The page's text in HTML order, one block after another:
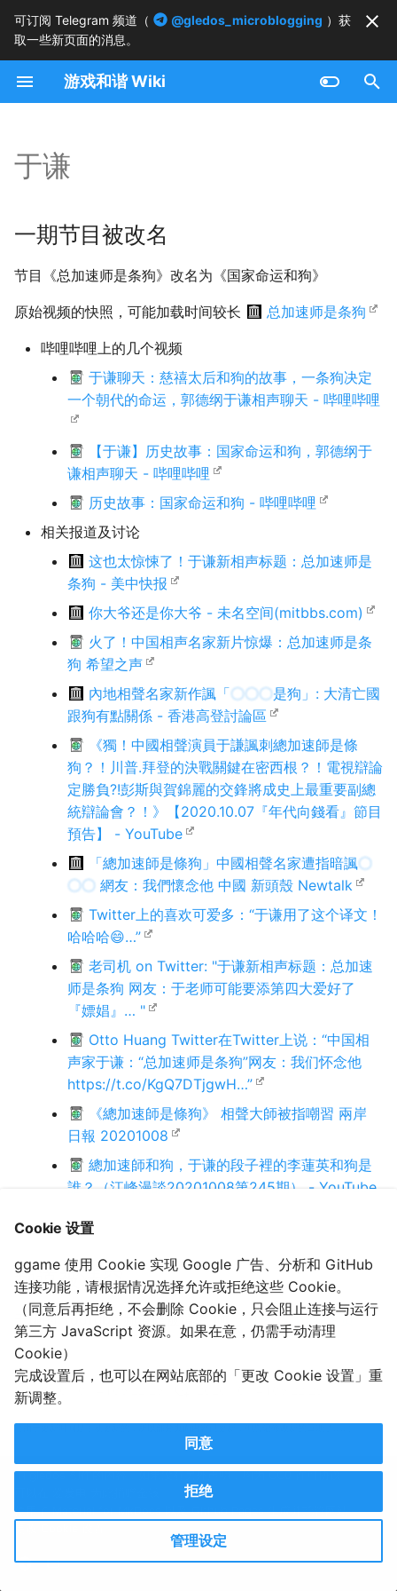
可订阅 Telegram 频道（ @gledos_microblogging ）获
取一些新页面的消息。
游戏和谐 Wiki
正
在
始
引
擎
频道被清空
于谦
一期节目被改名
节目《总加速师是条狗》改名为《国家命运和狗》
原始视频的快照，可能加载时间较长 总加速师是条狗
哔哩哔哩上的几个视频
于谦聊天：慈禧太后和狗的故事，一条狗决定
一个朝代的命运，郭德纲于谦相声聊天 - 哔哩哔哩
【于谦】历史故事：国家命运和狗，郭德纲于
谦相声聊天 - 哔哩哔哩
历史故事：国家命运和狗 - 哔哩哔哩
相关报道及讨论
这也太惊悚了！于谦新相声标题：总加速师是
条狗 - 美中快报
你大爷还是你大爷 - 未名空间(mitbbs.com)
火了！中国相声名家新片惊爆：总加速师是条
狗 希望之声
內地相聲名家新作諷「〇〇〇是狗」: 大清亡國
跟狗有點關係 - 香港高登討論區
《獨！中國相聲演員于謙諷刺總加速師是條
狗？！川普.拜登的決戰關鍵在密西根？！電視辯論
定勝負?!彭斯與賀錦麗的交鋒將成史上最重要副總
統辯論會？！》【2020.10.07『年代向錢看』節目
預告】 - YouTube
「總加速師是條狗」中國相聲名家遭指暗諷〇
〇〇 網友：我們懷念他 中國 新頭殼 Newtalk
Twitter上的喜欢可爱多：“于谦用了这个译文！
哈哈哈😄…”
老司机 on Twitter: "于谦新相声标题：总加速
师是条狗 网友：于老师可能要添第四大爱好了
『嫖娼』… "
Otto Huang Twitter在Twitter上说：“中国相
声家于谦：“总加速师是条狗”网友：我们怀念他
https://t.co/KgQ7DTjgwH…”
《總加速師是條狗》 相聲大師被指嘲習 兩岸
日報 20201008
總加速師和狗，于谦的段子裡的李蓮英和狗是
誰？（江峰漫談20201008第245期） - YouTube
频道被清空
于谦的 YouTube 频道已被清空
于谦-YouTube主页
。
2020-10-14T05:22:25
（由于更新时间是手动更新的，所以部分页面内容已更新，但忘记修改新的日期了……）
由 gledos 创作的内容，如果没有另外声明，均为 CC0 许可协议。
使用了Material for MkDocs以及 Github Pages 生成并托管网站。
Cookie 设置
ggame 使用 Cookie 实现 Google 广告、分析和 GitHub
连接功能，请根据情况选择允许或拒绝这些 Cookie。
（同意后再拒绝，不会删除 Cookie，只会阻止连接与运行
第三方 JavaScript 资源。如果在意，仍需手动清理
Cookie）
完成设置后，也可以在网站底部的「更改 Cookie 设置」重
新调整。
同意
拒绝
管理设定